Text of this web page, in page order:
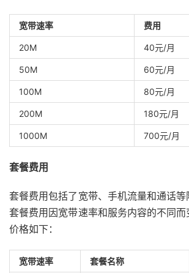
宽带速率 费用
20M 40元/月
50M 60元/月
100M 80元/月
200M 180元/月
1000M 700元/月
套餐费用
套餐费用包括了宽带、手机流量和通话
套餐费用因宽带速率和服务内容的不同
价格如下：
宽带速率 套餐名称